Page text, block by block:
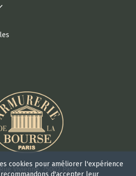
Rue Vivienne, 75002 Paris
cookies pour améliorer l'expérience
d'accepter leur